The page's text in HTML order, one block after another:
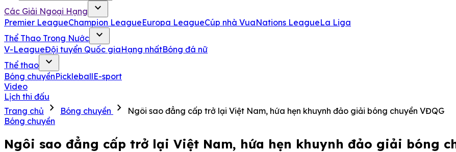
Các Giải Ngoại Hạng expand_more
Premier LeagueChampion LeagueEuropa LeagueCúp nhà VuaNations LeagueLa Liga
Thể Thao Trong Nước
expand_more
V-LeagueĐội tuyển Quốc giaHạng nhấtBóng đá nữ
Thể thao
expand_more
Bóng chuyềnPickleballE-sport
Video
Lịch thi đấu
Trang chủ
chevron_right Bóng chuyền chevron_right
Ngôi sao đẳng cấp trở lại Việt Nam, hứa hẹn khuynh đảo giải bóng chuyền VĐQG
Bóng chuyền
Ngôi sao đẳng cấp trở lại Việt Nam, hứa hẹn khuynh đảo giải bóng